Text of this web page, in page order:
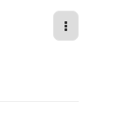
Weitere